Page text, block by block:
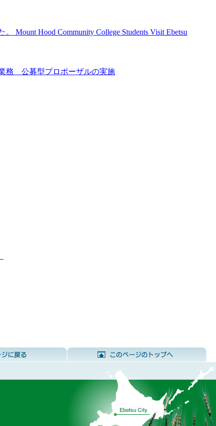
Hood Community College Students Visit Ebetsu
務 公募型プロポーザルの実施
前のページに戻る